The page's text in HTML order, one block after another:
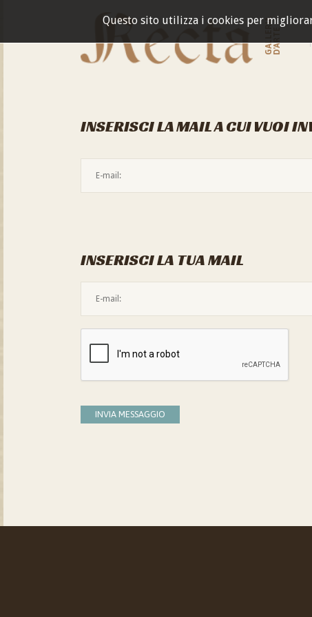
Questo sito utilizza i cookies perGALLERIAD'ARTE
INSERISCI LA MAIL A CUI VUOI
INSERISCI LA TUA MAIL
INVIA MESSAGGIO